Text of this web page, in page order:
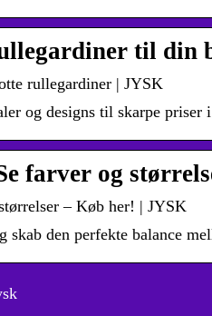
til din
rullegardiner | JYSK
og designs til skarpe
farver og
– Køb her! | JYSK
skab den perfekte balance